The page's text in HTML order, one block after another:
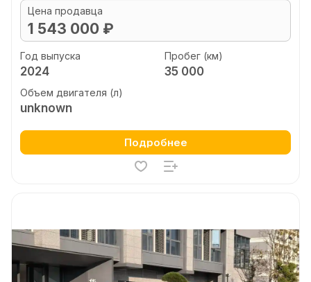
Цена продавца
1 543 000 ₽
Год выпуска
2024
Пробег (км)
35 000
Объем двигателя (л)
unknown
Подробнее